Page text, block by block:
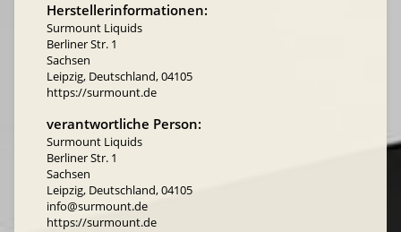
Herstellerinformationen:
Surmount Liquids
Berliner Str. 1
Sachsen
Leipzig, Deutschland, 04105
https://surmount.de
verantwortliche Person:
Surmount Liquids
Berliner Str. 1
Sachsen
Leipzig, Deutschland, 04105
info@surmount.de
https://surmount.de